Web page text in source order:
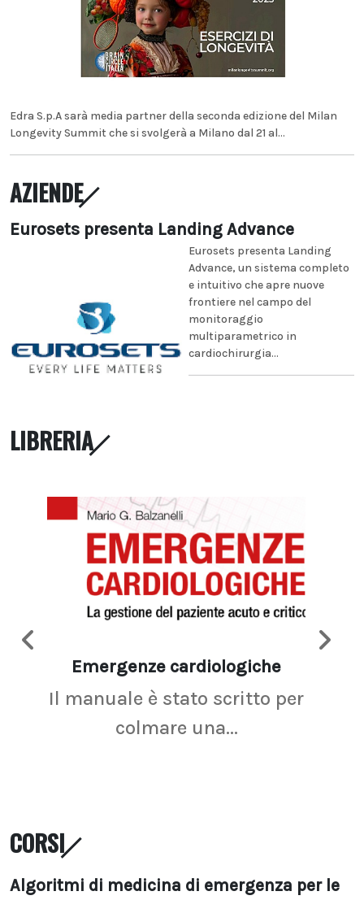
Edra S.p.A sarà media partner della seconda edizione del Milan
Longevity Summit che si svolgerà a Milano dal 21 al...
AZIENDE
Eurosets presenta Landing Advance
Eurosets presenta Landing
Advance, un sistema completo
e intuitivo che apre nuove
frontiere nel campo del
monitoraggio
multiparametrico in
cardiochirurgia...
LIBRERIA
Emergenze cardiologiche
Il manuale è stato scritto per
colmare una...
CORSI
Algoritmi di medicina di emergenza per le